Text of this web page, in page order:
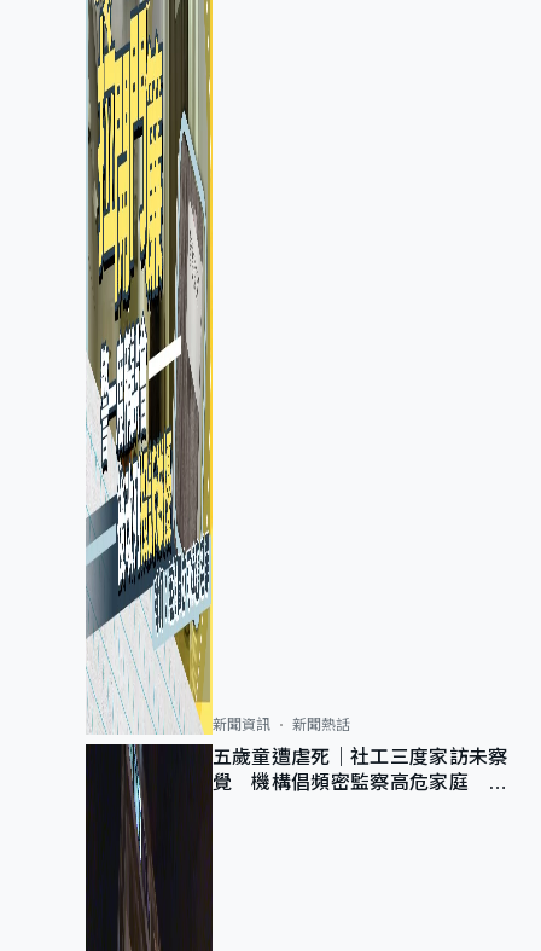
新聞資訊 新聞熱話
五歲童遭虐死｜社工三度家訪未察
覺 機構倡頻密監察高危家庭 管